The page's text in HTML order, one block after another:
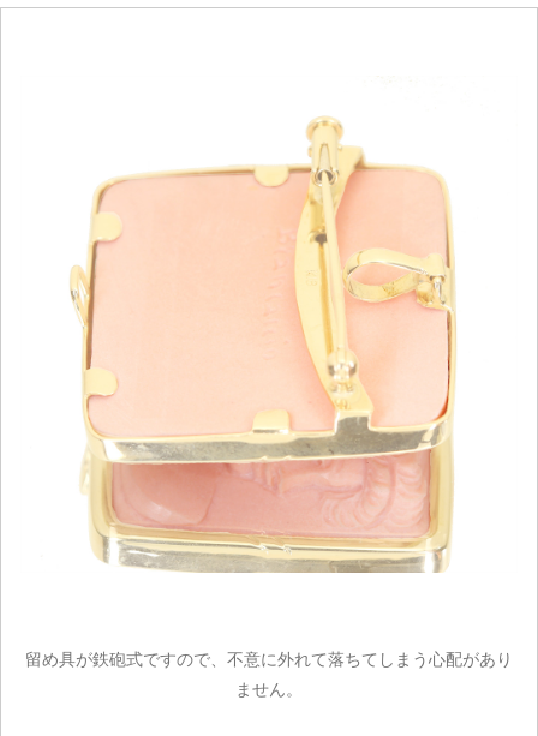
留め具が鉄砲式ですので、不意に外れて落ちてしまう心配があり
ません。